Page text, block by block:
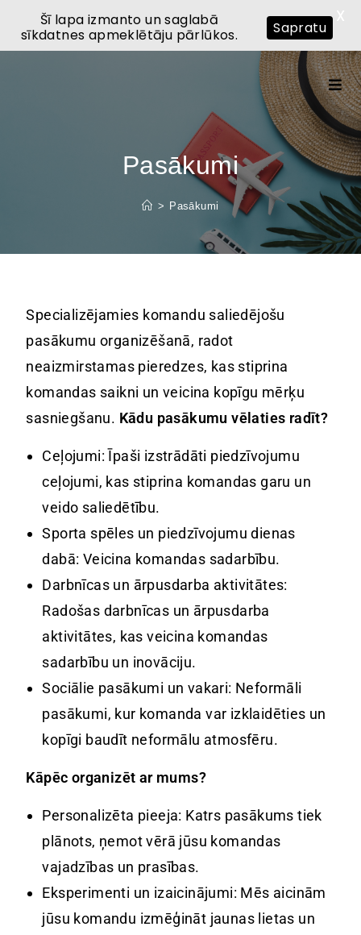
Pasākumi
> Pasākumi
Specializējamies komandu saliedējošu
pasākumu organizēšanā, radot
neaizmirstamas pieredzes, kas stiprina
komandas saikni un veicina kopīgu mērķu
sasniegšanu. Kādu pasākumu vēlaties radīt?
Ceļojumi: Īpaši izstrādāti piedzīvojumu
ceļojumi, kas stiprina komandas garu un
veido saliedētību.
Sporta spēles un piedzīvojumu dienas
dabā: Veicina komandas sadarbību.
Darbnīcas un ārpusdarba aktivitātes:
Radošas darbnīcas un ārpusdarba
aktivitātes, kas veicina komandas
sadarbību un inovāciju.
Sociālie pasākumi un vakari: Neformāli
pasākumi, kur komanda var izklaidēties un
kopīgi baudīt neformālu atmosfēru.
Kāpēc organizēt ar mums?
Personalizēta pieeja: Katrs pasākums tiek
plānots, ņemot vērā jūsu komandas
vajadzības un prasības.
Eksperimenti un izaicinājumi: Mēs aicinām
jūsu komandu izmēģināt jaunas lietas un
Šī lapa izmanto un saglabā
sīkdatnes apmeklētāju pārlūkos.
Sapratu